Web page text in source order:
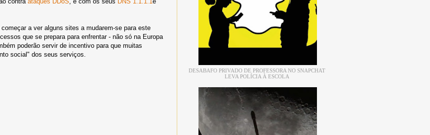
a ver alguns sites a mudarem-se para este
que se prepara para enfrentar - não só na Europa
poderão servir de incentivo para que muitas
social" dos seus serviços.
DESABAFO PRIVADO DE PROFESSORA NO SNAPCHAT
LEVA POLÍCIA À ESCOLA